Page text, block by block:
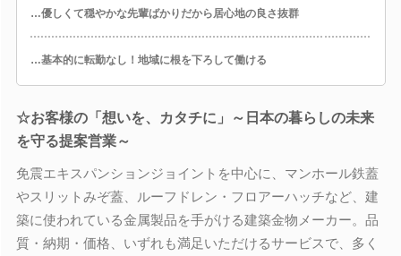
…優しくて穏やかな先輩ばかりだから居心地の良さ抜群
…基本的に転勤なし！地域に根を下ろして働ける
☆お客様の「想いを、カタチに」～日本の暮らしの未来
を守る提案営業～
免震エキスパンションジョイントを中心に、マンホール鉄蓋
やスリットみぞ蓋、ルーフドレン・フロアーハッチなど、建
築に使われている金属製品を手がける建築金物メーカー。品
質・納期・価格、いずれも満足いただけるサービスで、多く